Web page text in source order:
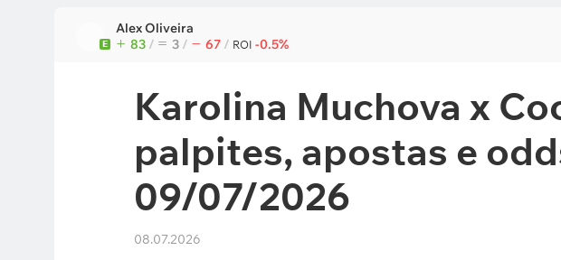
E
Alex Oliveira
83 / 3 / 67 / ROI -0.5%
Karolina Muchova x
palpites, apostas e
09/07/2026
08.07.2026